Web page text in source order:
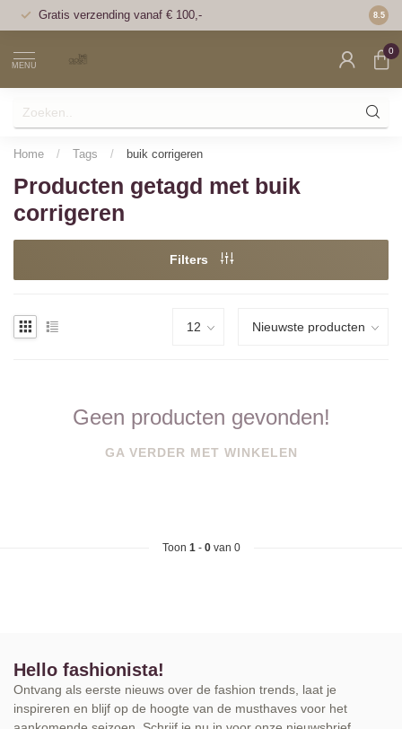
Gratis verzending vanaf € 100,- Voor
8.5
MENU
0
Home / Tags / buik corrigeren
Producten getagd met buik
corrigeren
Filters
Geen producten gevonden!
GA VERDER MET WINKELEN
Toon 1- 0van 0
Hello fashionista!
Ontvang als eerste nieuws over de fashion trends, laat je
inspireren en blijf op de hoogte van de musthaves voor het